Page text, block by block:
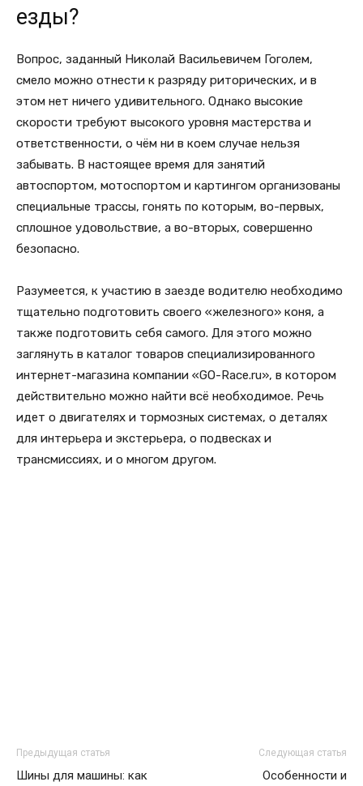
езды?
Вопрос, заданный Николай Васильевичем Гоголем,
смело можно отнести к разряду риторических, и в
этом нет ничего удивительного. Однако высокие
скорости требуют высокого уровня мастерства и
ответственности, о чём ни в коем случае нельзя
забывать. В настоящее время для занятий
автоспортом, мотоспортом и картингом организованы
специальные трассы, гонять по которым, во-первых,
сплошное удовольствие, а во-вторых, совершенно
безопасно.
Разумеется, к участию в заезде водителю необходимо
тщательно подготовить своего «железного» коня, а
также подготовить себя самого. Для этого можно
заглянуть в каталог товаров специализированного
интернет-магазина компании «GO-Race.ru», в котором
действительно можно найти всё необходимое. Речь
идет о двигателях и тормозных системах, о деталях
для интерьера и экстерьера, о подвесках и
трансмиссиях, и о многом другом.
Предыдущая статья
Шины для машины: как
Следующая статья
Особенности и